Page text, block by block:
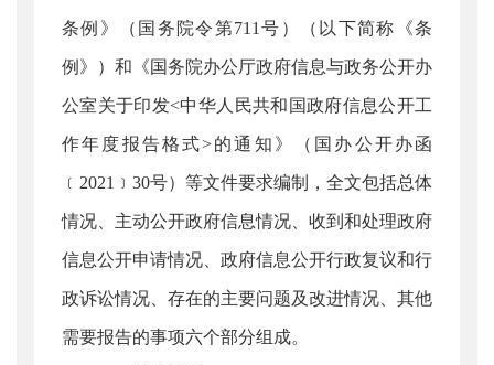
条例》（国务院令第711号）（以下简称《条
例》）和《国务院办公厅政府信息与政务公开办
公室关于印发<中华人民共和国政府信息公开工
作年度报告格式>的通知》（国办公开办函
﹝2021﹞30号）等文件要求编制，全文包括总体
情况、主动公开政府信息情况、收到和处理政府
信息公开申请情况、政府信息公开行政复议和行
政诉讼情况、存在的主要问题及改进情况、其他
需要报告的事项六个部分组成。